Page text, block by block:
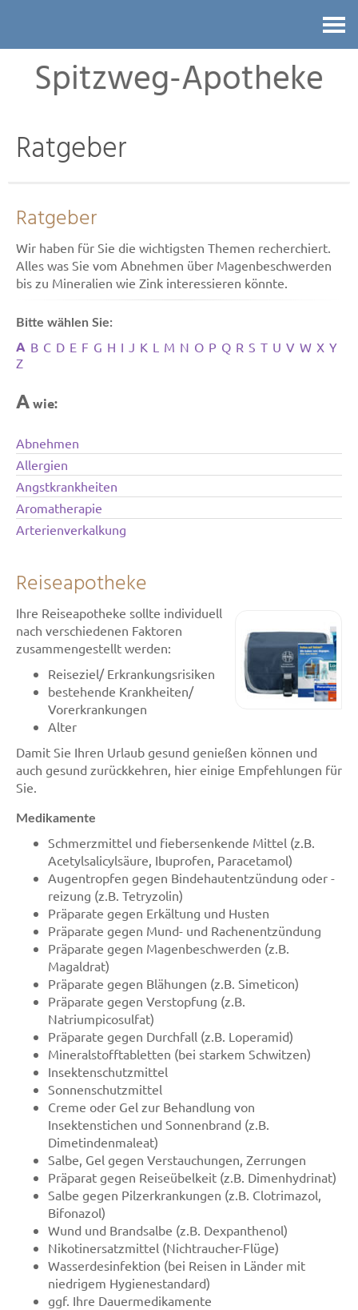
Spitzweg-Apotheke
Ratgeber
Ratgeber
Wir haben für Sie die wichtigsten Themen recherchiert.
Alles was Sie vom Abnehmen über Magenbeschwerden
bis zu Mineralien wie Zink interessieren könnte.
Bitte wählen Sie:
A B C D E F G H I J K L M N O P Q R S T U V W X Y
Z
Awie:
Abnehmen
Allergien
Angstkrankheiten
Aromatherapie
Arterienverkalkung
Reiseapotheke
Ihre Reiseapotheke sollte individuell
nach verschiedenen Faktoren
zusammengestellt werden:
Reiseziel/ Erkrankungsrisiken
bestehende Krankheiten/
Vorerkrankungen
Alter
Damit Sie Ihren Urlaub gesund genießen können und
auch gesund zurückkehren, hier einige Empfehlungen für
Sie.
Medikamente
Schmerzmittel und fiebersenkende Mittel (z.B.
Acetylsalicylsäure, Ibuprofen, Paracetamol)
Augentropfen gegen Bindehautentzündung oder -
reizung (z.B. Tetryzolin)
Präparate gegen Erkältung und Husten
Präparate gegen Mund- und Rachenentzündung
Präparate gegen Magenbeschwerden (z.B.
Magaldrat)
Präparate gegen Blähungen (z.B. Simeticon)
Präparate gegen Verstopfung (z.B.
Natriumpicosulfat)
Präparate gegen Durchfall (z.B. Loperamid)
Mineralstofftabletten (bei starkem Schwitzen)
Insektenschutzmittel
Sonnenschutzmittel
Creme oder Gel zur Behandlung von
Insektenstichen und Sonnenbrand (z.B.
Dimetindenmaleat)
Salbe, Gel gegen Verstauchungen, Zerrungen
Präparat gegen Reiseübelkeit (z.B. Dimenhydrinat)
Salbe gegen Pilzerkrankungen (z.B. Clotrimazol,
Bifonazol)
Wund und Brandsalbe (z.B. Dexpanthenol)
Nikotinersatzmittel (Nichtraucher-Flüge)
Wasserdesinfektion (bei Reisen in Länder mit
niedrigem Hygienestandard)
ggf. Ihre Dauermedikamente